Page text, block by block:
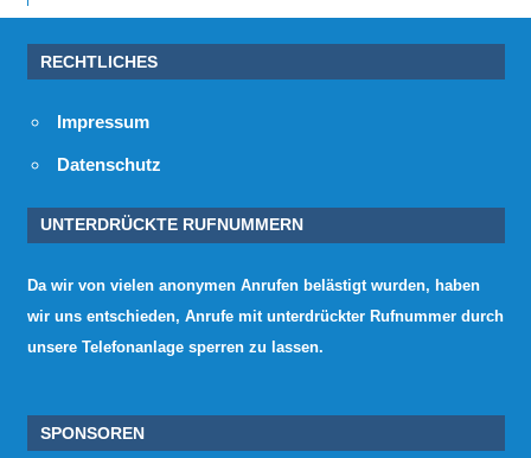
RECHTLICHES
Impressum
Datenschutz
UNTERDRÜCKTE RUFNUMMERN
Da wir von vielen anonymen Anrufen belästigt wurden, haben
wir uns entschieden, Anrufe mit unterdrückter Rufnummer durch
unsere Telefonanlage sperren zu lassen.
SPONSOREN